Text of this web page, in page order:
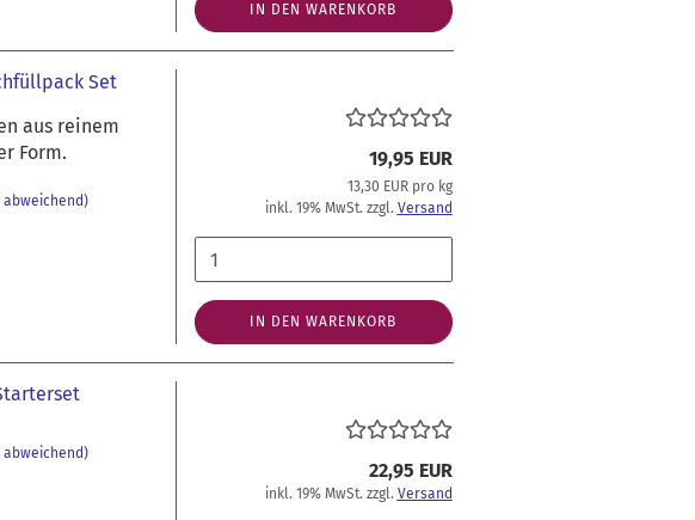
IN DEN WARENKORB
Set
aus reinem
Form.
abweichend)
19,95 EUR
13,30 EUR pro kg
inkl. 19% MwSt. zzgl. Versand
IN DEN WARENKORB
abweichend)
22,95 EUR
inkl. 19% MwSt. zzgl. Versand